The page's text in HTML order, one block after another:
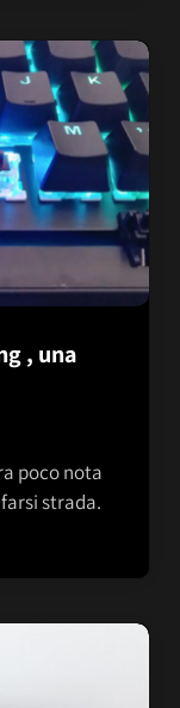
, una
poco nota
strada.